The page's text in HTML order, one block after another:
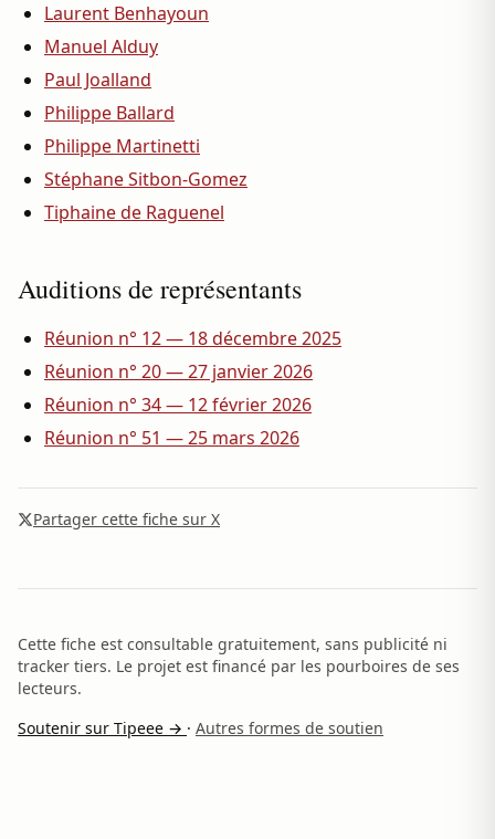
Laurent Benhayoun
Manuel Alduy
Paul Joalland
Philippe Ballard
Philippe Martinetti
Stéphane Sitbon-Gomez
Tiphaine de Raguenel
Auditions de représentants
Réunion n° 12 — 18 décembre 2025
Réunion n° 20 — 27 janvier 2026
Réunion n° 34 — 12 février 2026
Réunion n° 51 — 25 mars 2026
Partager cette fiche sur X
Cette fiche est consultable gratuitement, sans publicité ni
tracker tiers. Le projet est financé par les pourboires de ses
lecteurs.
Soutenir sur Tipeee → · Autres formes de soutien